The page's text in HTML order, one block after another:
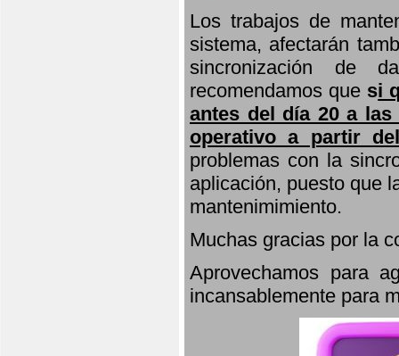
Los trabajos de
sistema, afectarán
sincronización de
recomendamos que si
antes del día 20 a
operativo a partir
problemas con la
aplicación, puesto que
mantenimimiento.
Muchas gracias por la
Aprovechamos para
incansablemente para